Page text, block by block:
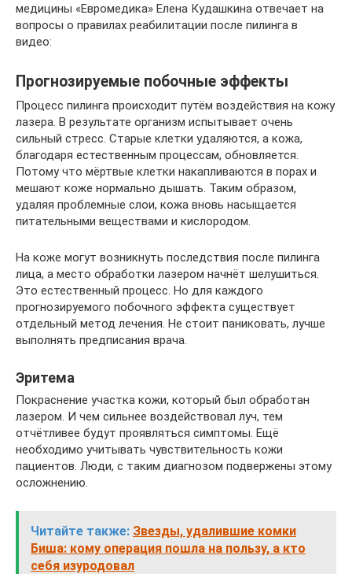
медицины «Евромедика» Елена Кудашкина отвечает на
вопросы о правилах реабилитации после пилинга в
видео:
Прогнозируемые побочные эффекты
Процесс пилинга происходит путём воздействия на кожу
лазера. В результате организм испытывает очень
сильный стресс. Старые клетки удаляются, а кожа,
благодаря естественным процессам, обновляется.
Потому что мёртвые клетки накапливаются в порах и
мешают коже нормально дышать. Таким образом,
удаляя проблемные слои, кожа вновь насыщается
питательными веществами и кислородом.
На коже могут возникнуть последствия после пилинга
лица, а место обработки лазером начнёт шелушиться.
Это естественный процесс. Но для каждого
прогнозируемого побочного эффекта существует
отдельный метод лечения. Не стоит паниковать, лучше
выполнять предписания врача.
Эритема
Покраснение участка кожи, который был обработан
лазером. И чем сильнее воздействовал луч, тем
отчётливее будут проявляться симптомы. Ещё
необходимо учитывать чувствительность кожи
пациентов. Люди, с таким диагнозом подвержены этому
осложнению.
Читайте также: Звезды, удалившие комки
Биша: кому операция пошла на пользу, а кто
себя изуродовал